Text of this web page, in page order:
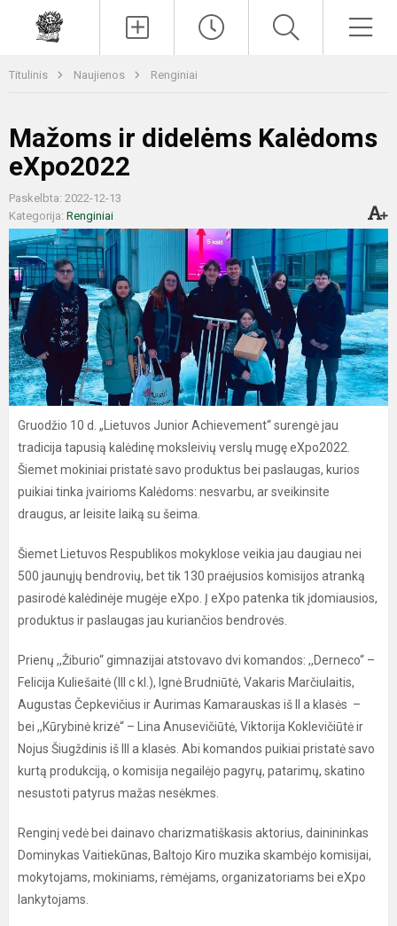
Titulinis Naujienos Renginiai
Mažoms ir didelėms Kalėdoms
eXpo2022
Paskelbta: 2022-12-13
Kategorija: Renginiai
Gruodžio 10 d. „Lietuvos Junior Achievement“ surengė jau
tradicija tapusią kalėdinę moksleivių verslų mugę eXpo2022.
Šiemet mokiniai pristatė savo produktus bei paslaugas, kurios
puikiai tinka įvairioms Kalėdoms: nesvarbu, ar sveikinsite
draugus, ar leisite laiką su šeima.
Šiemet Lietuvos Respublikos mokyklose veikia jau daugiau nei
500 jaunųjų bendrovių, bet tik 130 praėjusios komisijos atranką
pasirodė kalėdinėje mugėje eXpo. Į eXpo patenka tik įdomiausios,
produktus ir paslaugas jau kuriančios bendrovės.
Prienų ,,Žiburio“ gimnazijai atstovavo dvi komandos: ,,Derneco“ –
Felicija Kuliešaitė (III c kl.), Ignė Brudniūtė, Vakaris Marčiulaitis,
Augustas Čepkevičius ir Aurimas Kamarauskas iš II a klasės –
bei ,,Kūrybinė krizė“ – Lina Anusevičiūtė, Viktorija Koklevičiūtė ir
Nojus Šiugždinis iš III a klasės. Abi komandos puikiai pristatė savo
kurtą produkciją, o komisija negailėjo pagyrų, patarimų, skatino
nesustoti patyrus mažas nesėkmes.
Renginį vedė bei dainavo charizmatiškasis aktorius, dainininkas
Dominykas Vaitiekūnas, Baltojo Kiro muzika skambėjo komisijai,
mokytojams, mokiniams, rėmėjams, organizatoriams bei eXpo
lankytojams.